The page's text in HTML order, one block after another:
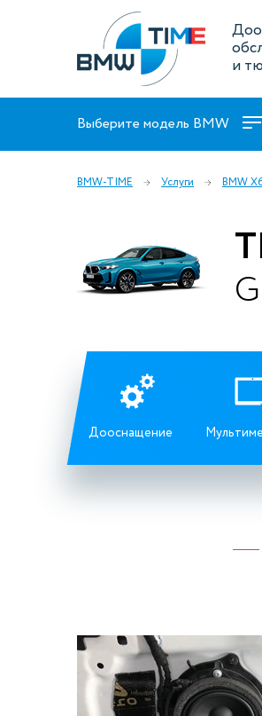
и
Выберите модель BMW
BMW-TIME Услуги BMW
Дооснащение